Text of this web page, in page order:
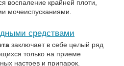
воспаление крайней плоти,
мочеиспусканиями.
средствами
заключает в себе целый ряд
только на приеме
настоев и припарок.